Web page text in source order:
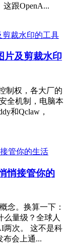
跟OpenA...
片及剪裁水印
制权，各大厂的
全机制，电脑本
和Qclaw，
悄接管你的
念。换算一下：
么量级？全球人
两次。 这不是科
布会上通...